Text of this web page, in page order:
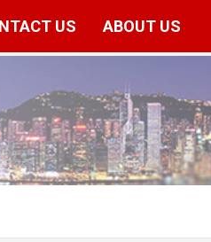
deshbidesh/wp-
US ABOUT US